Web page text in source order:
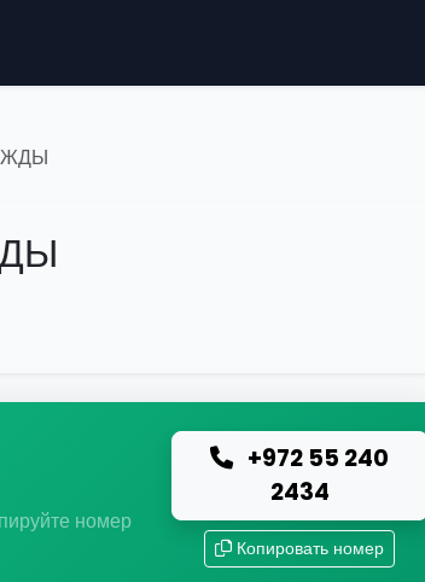
номер
+972 55 240
2434
Копировать номер